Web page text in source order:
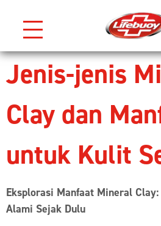
Skip to content
Jenis-jenis
Clay dan
untuk Kulit
Eksplorasi Manfaat Mineral
Alami Sejak Dulu